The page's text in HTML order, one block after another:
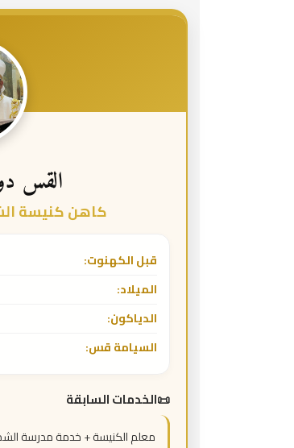
القس
كاهن كنيسة
قبل الكهنوت:
الميلاد:
الدياكون:
السيامة قس:
الخدمات السابقة
معلم الكنيسة + خدمة مدرسة